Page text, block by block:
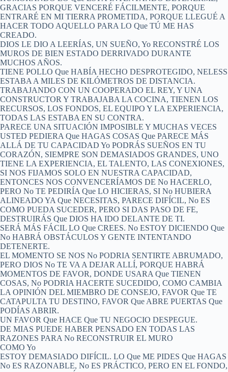
GRACIAS PORQUE VENCERÉ FÁCILMENTE, PORQUE
ENTRARÉ EN MI TIERRA PROMETIDA, PORQUE LLEGUÉ A
HACER TODO AQUELLO PARA LO Que TÚ ME HAS
CREADO.
DIOS LE DIO A LEERÍAS, UN SUEÑO, Yo RECONSTRÉ LOS
MUROS DE BIEN ESTADO DERRIVADO DURANTE
MUCHOS AÑOS.
TIENE POLLO Que HABÍA HECHO DESPROTEGIDO, NELESS
ESTABA A MILES DE KILÓMETROS DE DISTANCIA.
TRABAJANDO CON UN COOPERADO EL REY, Y UNA
CONSTRUCTOR Y TRABAJABA LA COCINA, TIENEN LOS
RECURSOS, LOS FONDOS, EL EQUIPO Y LA EXPERIENCIA,
TODAS LAS ESTABA EN SU CONTRA.
PARECE UNA SITUACIÓN IMPOSIBLE Y MUCHAS VECES
USTED PEDIERA Que HAGAS COSAS Que PARECE MÁS
ALLÁ DE TU CAPACIDAD Yo PODRÁS SUEÑOS EN TU
CORAZÓN, SIEMPRE SON DEMASIADOS GRANDES, UNO
TIENE LA EXPERIENCIA, EL TALENTO, LAS CONEXIONES,
SI NOS FIJAMOS SOLO EN NUESTRA CAPACIDAD,
ENTONCES NOS CONVENCERÍAMOS DE No HACERLO,
PERO No TE PEDIRÍA Que LO HICIERAS, SI No HUBIERA
ALINEADO YA Que NECESITAS, PARECE DIFÍCIL, No ES
COMO PUEDA SUCEDER, PERO SI DAS PASO DE FE,
DESTRUIRÁS Que DIOS HA IDO DELANTE DE TI.
SERÁ MÁS FÁCIL LO Que CREES. No ESTOY DICIENDO Que
No HABRÁ OBSTÁCULOS Y GENTE INTENTANDO
DETENERTE.
EL MOMENTO SE NOS No PODRIA SENTIRTE ABRUMADO,
PERO DIOS No TE VA A DEJAR ALLÍ, PORQUE HABRÁ
MOMENTOS DE FAVOR, DONDE USARA Que TIENEN
COSAS, No PODRIA HACERTE SUCEDIDO, COMO CAMBIA
LA OPINIÓN DEL MIEMBRO DE CONSEJO, FAVOR Que TE
CATAPULTA TU DESTINO, FAVOR Que ABRE PUERTAS Que
PODÍAS ABRIR.
UN FAVOR Que HACE Que TU NEGOCIO DESPEGUE.
DE MIAS PUEDE HABER PENSADO EN TODAS LAS
RAZONES PARA No RECONSTRUIR EL MURO
COMO Yo
ESTOY DEMASIADO DIFÍCIL. LO Que ME PIDES Que HAGAS
No ES RAZONABLE, No ES PRÁCTICO, PERO EN EL FONDO,